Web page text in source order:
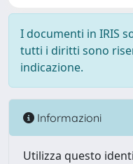
I documenti in IRIS
tutti i diritti sono
indicazione.
Informazioni
Utilizza questo